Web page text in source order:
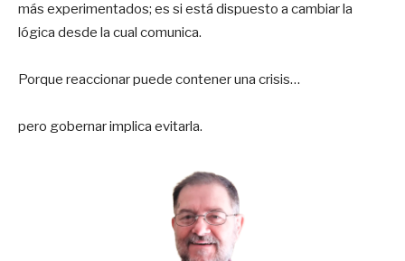
más experimentados; es si está dispuesto a cambiar la
lógica desde la cual comunica.
Porque reaccionar puede contener una crisis…
pero gobernar implica evitarla.